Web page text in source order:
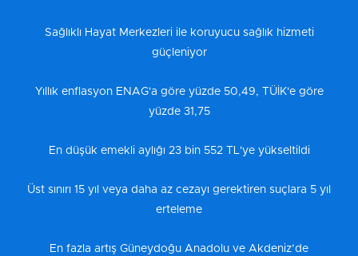
Sağlıklı Hayat Merkezleri ile koruyucu sağlık hizmeti
güçleniyor
Yıllık enflasyon ENAG'a göre yüzde 50,49, TÜİK'e göre
yüzde 31,75
En düşük emekli aylığı 23 bin 552 TL'ye yükseltildi
Üst sınırı 15 yıl veya daha az cezayı gerektiren suçlara 5 yıl
erteleme
En fazla artış Güneydoğu Anadolu ve Akdeniz’de